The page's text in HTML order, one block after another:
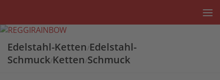
Edelstahl-Ketten/Edelstahl-
Schmuck/Ketten/Schmuck